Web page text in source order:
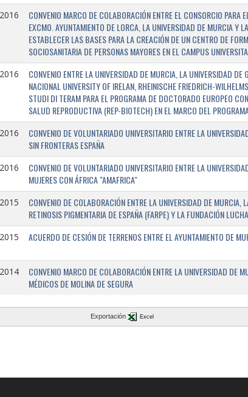
CONVENIO MARCO DE COLABORACIÓN ENTRE EL CONSORCIO PARA
EXCMO. AYUNTAMIENTO DE LORCA, LA UNIVERSIDAD DE MURCIA Y
ESTABLECER LAS BASES PARA LA CREACIÓN DE UN CENTRO DE
SOCIOSANITARIA DE PERSONAS MAYORES EN EL CAMPUS
CONVENIO ENTRE LA UNIVERSIDAD DE MURCIA, LA UNIVERSIDAD DE
NACIONAL UNIVERSITY OF IRELAN, RHEINISCHE FRIEDRICH-
STUDI DI TERAM PARA EL PROGRAMA DE DOCTORADO EUROPEO
SALUD REPRODUCTIVA (REP-BIOTECH) EN EL MARCO DEL
CONVENIO DE VOLUNTARIADO UNIVERSITARIO ENTRE LA
SIN FRONTERAS ESPAÑA
CONVENIO DE VOLUNTARIADO UNIVERSITARIO ENTRE LA
MUJERES CON ÁFRICA "AMAFRICA"
CONVENIO DE COLABORACIÓN ENTRE LA UNIVERSIDAD DE MURCIA,
RETINOSIS PIGMENTARIA DE ESPAÑA (FARPE) Y LA FUNDACIÓN
ACUERDO DE CESIÓN DE TERRENOS ENTRE EL AYUNTAMIENTO DE
CONVENIO MARCO DE COLABORACIÓN ENTRE LA UNIVERSIDAD DE
MÉDICOS DE MOLINA DE SEGURA
Exportación Excel